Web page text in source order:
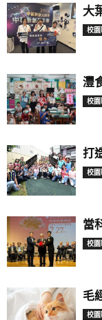
大
校
灃
校
打
校
當
校
毛
校